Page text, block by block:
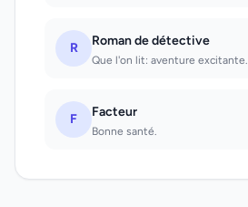
R Roman de détective
Que l'on lit: aventure excitante.
F Facteur
Bonne santé.